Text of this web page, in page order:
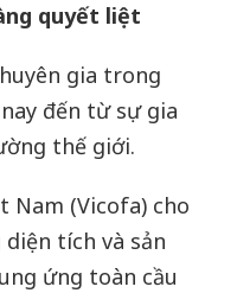
quyết liệt
gia trong
đến từ sự gia
thế giới.
Nam (Vicofa) cho
tích và sản
ứng toàn cầu